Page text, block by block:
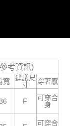
考資訊)
寬
建議尺
寸
穿著感
F
可穿合
身
可穿合